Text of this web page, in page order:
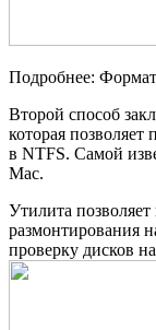
Подробнее:
Второй способ
которая
в NTFS. Самой
Mac.
Утилита
размонтирования
проверку дисков